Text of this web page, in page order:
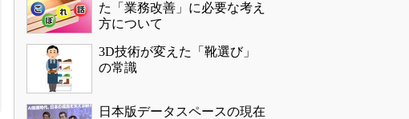
た「業務改善」に必要な考え
方について
3D技術が変えた「靴選び」
の常識
日本版データスペースの現在